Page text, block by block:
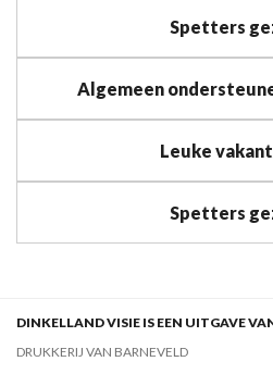
Spetters
Algemeen
Leuke
Spetters
DINKELLAND VISIE IS EEN UITGAVE
DRUKKERIJ VAN BARNEVELD